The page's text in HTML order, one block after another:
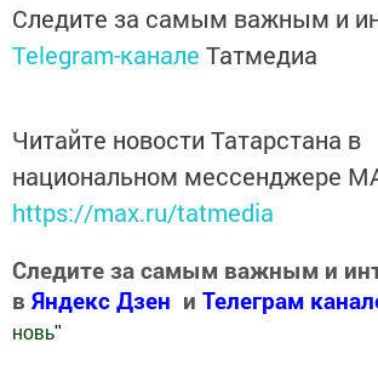
Следите за самым важным и
Telegram-канале Татмедиа
Читайте новости Татарстана в
национальном мессенджере
https://max.ru/tatmedia
Следите за самым важным и
в Яндекс Дзен и Телеграм
новь"